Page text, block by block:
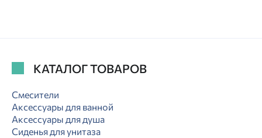
КАТАЛОГ ТОВАРОВ
Смесители
Аксессуары для ванной
Аксессуары для душа
Сиденья для унитаза